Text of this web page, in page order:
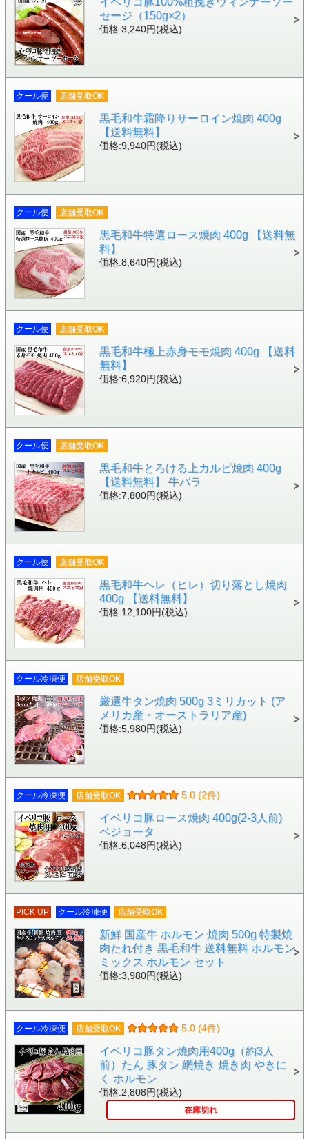
セージ（150g×2）
価格:3,240円(税込)
クール便 店舗受取OK
黒毛和牛霜降りサーロイン焼肉 400g
【送料無料】
価格:9,940円(税込)
クール便 店舗受取OK
黒毛和牛特選ロース焼肉 400g 【送料無
料】
価格:8,640円(税込)
クール便 店舗受取OK
黒毛和牛極上赤身モモ焼肉 400g 【送料
無料】
価格:6,920円(税込)
クール便 店舗受取OK
黒毛和牛とろける上カルビ焼肉 400g
【送料無料】 牛バラ
価格:7,800円(税込)
クール便 店舗受取OK
黒毛和牛ヘレ（ヒレ）切り落とし焼肉
400g 【送料無料】
価格:12,100円(税込)
クール冷凍便 店舗受取OK
厳選牛タン焼肉 500g 3ミリカット (ア
メリカ産・オーストラリア産)
価格:5,980円(税込)
クール冷凍便 店舗受取OK 5.0 (2件)
イベリコ豚ロース焼肉 400g(2-3人前)
ベジョータ
価格:6,048円(税込)
PICK UP クール冷凍便 店舗受取OK
新鮮 国産牛 ホルモン 焼肉 500g 特製焼
肉たれ付き 黒毛和牛 送料無料 ホルモン
ミックス ホルモン セット
価格:3,980円(税込)
クール冷凍便 店舗受取OK 5.0 (4件)
イベリコ豚タン焼肉用400g（約3人
前）たん 豚タン 網焼き 焼き肉 やきに
く ホルモン
価格:2,808円(税込)
在庫切れ